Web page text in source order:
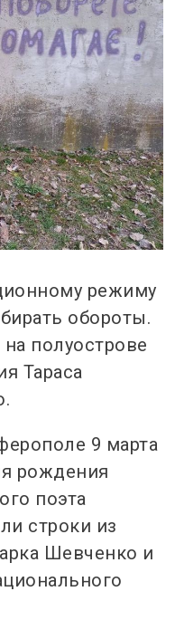
режиму
обороты.
полуострове
Тараса
9 марта
рождения
поэта
строки из
Шевченко и